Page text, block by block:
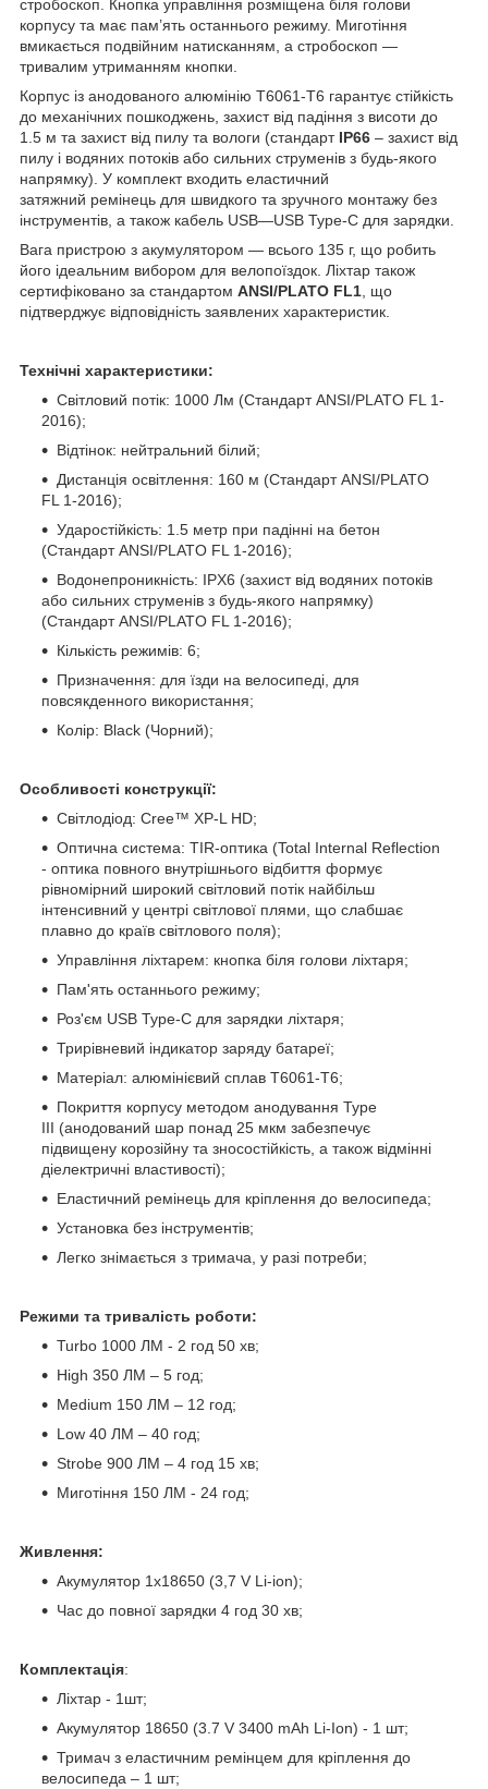
стробоскоп. Кнопка управління розміщена біля голови
корпусу та має пам’ять останнього режиму. Миготіння
вмикається подвійним натисканням, а стробоскоп —
тривалим утриманням кнопки.
Корпус із анодованого алюмінію T6061-T6 гарантує стійкість
до механічних пошкоджень, захист від падіння з висоти до
1.5 м та захист від пилу та вологи (стандарт IP66 – захист від
пилу і водяних потоків або сильних струменів з будь-якого
напрямку). У комплект входить еластичний
затяжний ремінець для швидкого та зручного монтажу без
інструментів, а також кабель USB—USB Type-C для зарядки.
Вага пристрою з акумулятором — всього 135 г, що робить
його ідеальним вибором для велопоїздок. Ліхтар також
сертифіковано за стандартом ANSI/PLATO FL1 , що
підтверджує відповідність заявлених характеристик.
Технічні характеристики:
Світловий потік: 1000 Лм (Стандарт ANSI/PLATO FL 1-
2016);
Відтінок: нейтральний білий;
Дистанція освітлення: 160 м (Стандарт ANSI/PLATO
FL 1-2016);
Ударостійкість: 1.5 метр при падінні на бетон
(Стандарт ANSI/PLATO FL 1-2016);
Водонепроникність: IPX6 (захист від водяних потоків
або сильних струменів з будь-якого напрямку)
(Стандарт ANSI/PLATO FL 1-2016);
Кількість режимів: 6;
Призначення: для їзди на велосипеді, для
повсякденного використання;
Колір: Black (Чорний);
Особливості конструкції:
Світлодіод: Cree™ XP-L HD;
Оптична система: TIR-оптика (Total Internal Reflection
- оптика повного внутрішнього відбиття формує
рівномірний широкий світловий потік найбільш
інтенсивний у центрі світлової плями, що слабшає
плавно до країв світлового поля);
Управління ліхтарем: кнопка біля голови ліхтаря;
Пам'ять останнього режиму;
Роз'єм USB Type-C для зарядки ліхтаря;
Трирівневий індикатор заряду батареї;
Матеріал: алюмінієвий сплав T6061-T6;
Покриття корпусу методом анодування Type
III (анодований шар понад 25 мкм забезпечує
підвищену корозійну та зносостійкість, а також відмінні
діелектричні властивості);
Еластичний ремінець для кріплення до велосипеда;
Установка без інструментів;
Легко знімається з тримача, у разі потреби;
Режими та тривалість роботи:
Turbo 1000 ЛМ - 2 год 50 хв;
High 350 ЛМ – 5 год;
Medium 150 ЛМ – 12 год;
Low 40 ЛМ – 40 год;
Strobe 900 ЛМ – 4 год 15 хв;
Миготіння 150 ЛМ - 24 год;
Живлення:
Акумулятор 1х18650 (3,7 V Li-ion);
Час до повної зарядки 4 год 30 хв;
Комплектація:
Ліхтар - 1шт;
Акумулятор 18650 (3.7 V 3400 mAh Li-Ion) - 1 шт;
Тримач з еластичним ремінцем для кріплення до
велосипеда – 1 шт;